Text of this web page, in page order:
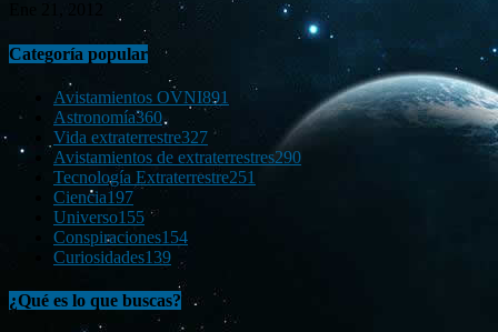
Categoría popular
Avistamientos OVNI891
Astronomía360
Vida extraterrestre327
Avistamientos de extraterrestres290
Tecnología Extraterrestre251
Ciencia197
Universo155
Conspiraciones154
Curiosidades139
¿Qué es lo que buscas?